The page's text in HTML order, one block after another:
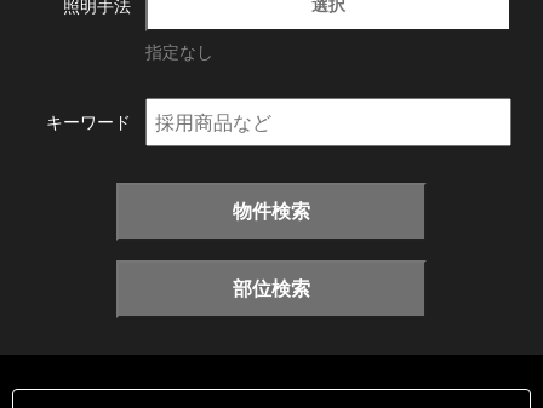
照明手法
指定なし
キーワード
物件検索
部位検索